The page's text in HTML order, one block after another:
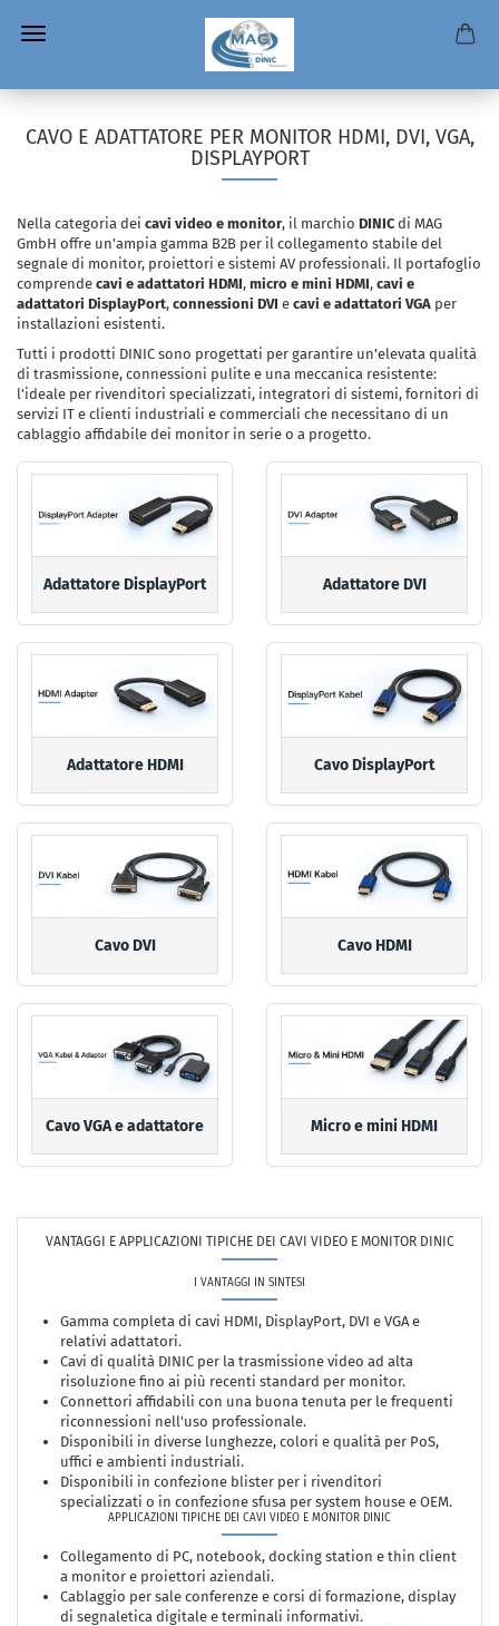
CAVO E ADATTATORE PER MONITOR HDMI, DVI, VGA,
DISPLAYPORT
Nella categoria dei cavi video e monitor, il marchio DINIC di MAG
GmbH offre un'ampia gamma B2B per il collegamento stabile del
segnale di monitor, proiettori e sistemi AV professionali. Il portafoglio
comprende cavi e adattatori HDMI, micro e mini HDMI, cavi e
adattatori DisplayPort, connessioni DVI e cavi e adattatori VGA per
installazioni esistenti.
Tutti i prodotti DINIC sono progettati per garantire un'elevata qualità
di trasmissione, connessioni pulite e una meccanica resistente:
l'ideale per rivenditori specializzati, integratori di sistemi, fornitori di
servizi IT e clienti industriali e commerciali che necessitano di un
cablaggio affidabile dei monitor in serie o a progetto.
Adattatore DisplayPort Adattatore DVI
Adattatore HDMI Cavo DisplayPort
Cavo DVI Cavo HDMI
Cavo VGA e adattatore Micro e mini HDMI
VANTAGGI E APPLICAZIONI TIPICHE DEI CAVI VIDEO E MONITOR DINIC
I VANTAGGI IN SINTESI
Gamma completa di cavi HDMI, DisplayPort, DVI e VGA e
relativi adattatori.
Cavi di qualità DINIC per la trasmissione video ad alta
risoluzione fino ai più recenti standard per monitor.
Connettori affidabili con una buona tenuta per le frequenti
riconnessioni nell'uso professionale.
Disponibili in diverse lunghezze, colori e qualità per PoS,
uffici e ambienti industriali.
Disponibili in confezione blister per i rivenditori
specializzati o in confezione sfusa per system house e OEM.
APPLICAZIONI TIPICHE DEI CAVI VIDEO E MONITOR DINIC
Collegamento di PC, notebook, docking station e thin client
a monitor e proiettori aziendali.
Cablaggio per sale conferenze e corsi di formazione, display
di segnaletica digitale e terminali informativi.